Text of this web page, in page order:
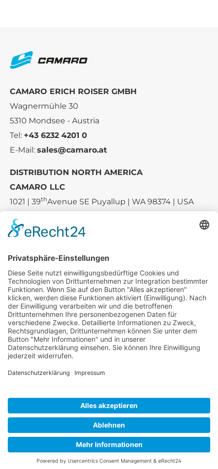
CAMARO ERICH ROISER GMBH
Wagnermühle 30
5310 Mondsee - Austria
Tel: +43 6232 4201 0
E-Mail: sales@camaro.at
DISTRIBUTION NORTH AMERICA
CAMARO LLC
1021 | 39thAvenue SE Puyallup | WA 98374 | USA
Tel.:+1 253-867-57 35
Unternehmen
Service
Media
© 2026 - Camaro Erich Roiser GmbH
AGB Impressum
und ggf. Nachnahmegebühren, wenn nicht anders angegeben.